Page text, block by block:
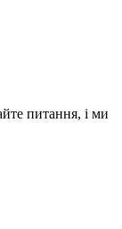
питання, і ми